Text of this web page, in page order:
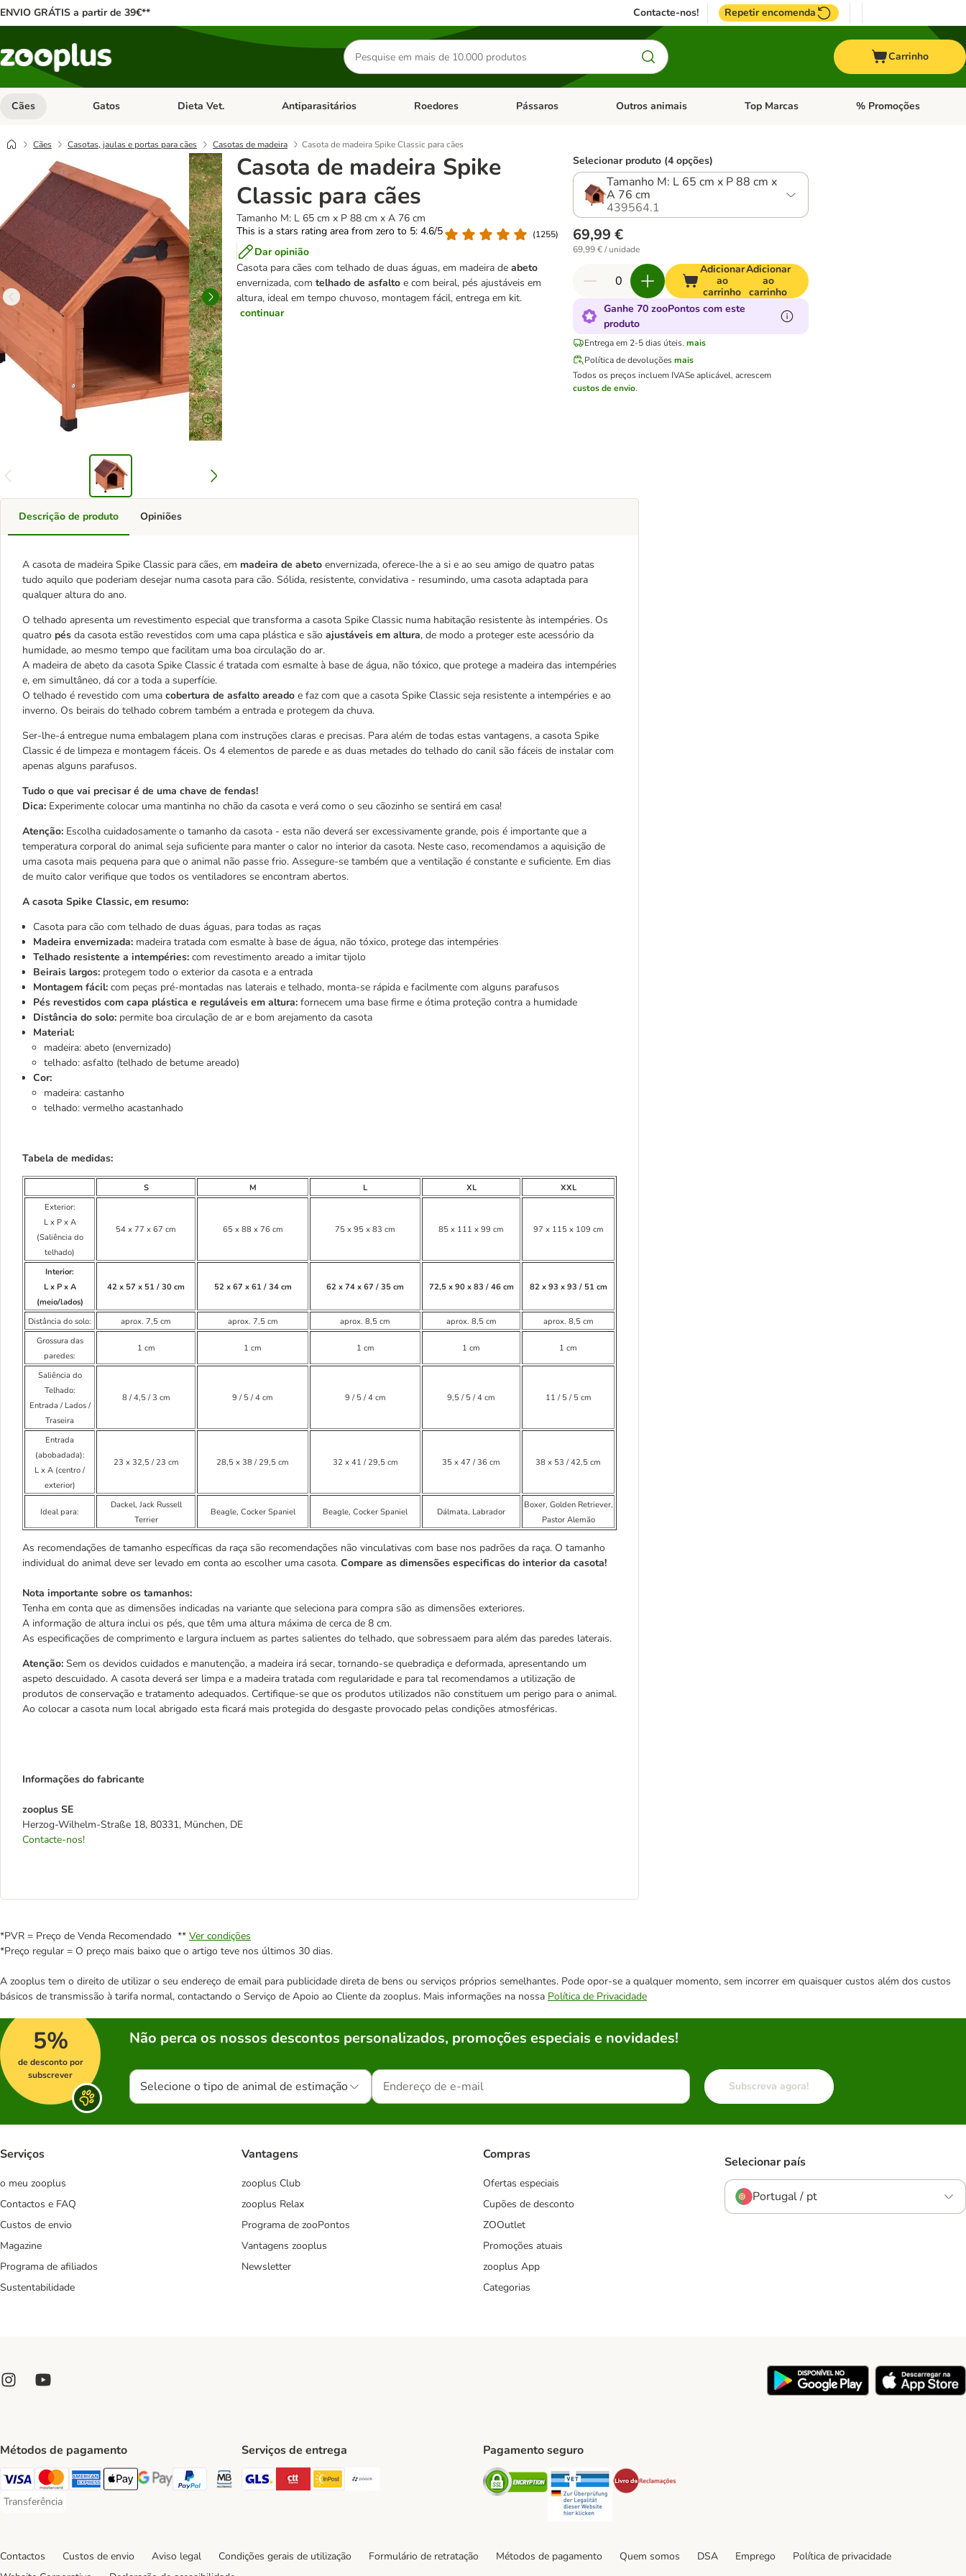
ENVIO GRÁTIS a partir de 39€** Contacte-nos! Repetir encomenda
Pesquisar
produtos
Carrinho
Cães Abrir menu de categoria: Cães
Gatos Abrir menu de categoria: Gatos
Dieta Vet. Abrir menu de categoria: Dieta Vet.
Antiparasitários Abrir menu de categoria: Antiparasitários
Roedores Abrir menu de categoria: Roedores
Pássaros Abrir menu de categoria: Pássaros
Outros animais Abrir menu de categoria: Outros animais
Top Marcas Abrir menu de categoria:
% Promoções
Cães Casotas, jaulas e portas para cães Casotas de madeira Casota de madeira Spike Classic para cães
Casota de madeira Spike
Classic para cães
Tamanho M: L 65 cm x P 88 cm x A 76 cm
This is a stars rating area from zero to 5: 4.6/5
(1255)
Dar opinião
Casota para cães com telhado de duas águas, em madeira de abeto
envernizada, com telhado de asfaltoe com beiral, pés ajustáveis em
altura, ideal em tempo chuvoso, montagem fácil, entrega em kit.
continuar
Selecionar produto (4 opções)
Tamanho M: L 65 cm x P 88 cm x
A 76 cm
439564.1
69,99 €
69,99 € / unidade
Adicionar
ao
carrinho
Adicionar
ao
carrinho
Ganhe 70 zooPontos com este
produto
Entrega em 2-5 dias úteis. mais
Política de devoluções mais
Todos os preços incluem IVASe aplicável, acrescem
custos de envio.
Descrição de produto
A casota de madeira Spike Classic para cães, em madeira de abeto envernizada, oferece-lhe a si e ao seu amigo de quatro patas
tudo aquilo que poderiam desejar numa casota para cão. Sólida, resistente, convidativa - resumindo, uma casota adaptada para
qualquer altura do ano.
O telhado apresenta um revestimento especial que transforma a casota Spike Classic numa habitação resistente às intempéries. Os
quatro pés da casota estão revestidos com uma capa plástica e são ajustáveis em altura, de modo a proteger este acessório da
humidade, ao mesmo tempo que facilitam uma boa circulação do ar.
A madeira de abeto da casota Spike Classic é tratada com esmalte à base de água, não tóxico, que protege a madeira das intempéries
e, em simultâneo, dá cor a toda a superfície.
O telhado é revestido com uma cobertura de asfalto areado e faz com que a casota Spike Classic seja resistente a intempéries e ao
inverno. Os beirais do telhado cobrem também a entrada e protegem da chuva.
Ser-lhe-á entregue numa embalagem plana com instruções claras e precisas. Para além de todas estas vantagens, a casota Spike
Classic é de limpeza e montagem fáceis. Os 4 elementos de parede e as duas metades do telhado do canil são fáceis de instalar com
apenas alguns parafusos.
Tudo o que vai precisar é de uma chave de fendas!
Dica: Experimente colocar uma mantinha no chão da casota e verá como o seu cãozinho se sentirá em casa!
Atenção: Escolha cuidadosamente o tamanho da casota - esta não deverá ser excessivamente grande, pois é importante que a
temperatura corporal do animal seja suficiente para manter o calor no interior da casota. Neste caso, recomendamos a aquisição de
uma casota mais pequena para que o animal não passe frio. Assegure-se também que a ventilação é constante e suficiente. Em dias
de muito calor verifique que todos os ventiladores se encontram abertos.
A casota Spike Classic, em resumo:
Casota para cão com telhado de duas águas, para todas as raças
Madeira envernizada: madeira tratada com esmalte à base de água, não tóxico, protege das intempéries
Telhado resistente a intempéries: com revestimento areado a imitar tijolo
Beirais largos: protegem todo o exterior da casota e a entrada
Montagem fácil: com peças pré-montadas nas laterais e telhado, monta-se rápida e facilmente com alguns parafusos
Pés revestidos com capa plástica e reguláveis em altura: fornecem uma base firme e ótima proteção contra a humidade
Distância do solo: permite boa circulação de ar e bom arejamento da casota
Material:
madeira: abeto (envernizado)
telhado: asfalto (telhado de betume areado)
Cor:
madeira: castanho
telhado: vermelho acastanhado
Tabela de medidas:
S M L XL
XXL
Exterior:
L x P x A
(Saliência do
telhado)
54 x 77 x 67 cm 65 x 88 x 76 cm 75 x 95 x 83 cm 85 x 111 x 99 cm 97 x 115 x 109 cm
Interior:
L x P x A
(meio/lados)
42 x 57 x 51 / 30 cm 52 x 67 x 61 / 34 cm 62 x 74 x 67 / 35 cm 72,5 x 90 x 83 / 46 cm 82 x 93 x 93 / 51 cm
Distância do solo: aprox. 7,5 cm aprox. 7,5 cm aprox. 8,5 cm aprox. 8,5 cm
aprox. 8,5 cm
Grossura das
paredes:
1 cm 1 cm 1 cm 1 cm 1 cm
Saliência do
Telhado:
Entrada / Lados /
Traseira
8 / 4,5 / 3 cm 9 / 5 / 4 cm 9 / 5 / 4 cm 9,5 / 5 / 4 cm 11 / 5 / 5 cm
Entrada
(abobadada):
L x A (centro /
exterior)
23 x 32,5 / 23 cm 28,5 x 38 / 29,5 cm 32 x 41 / 29,5 cm 35 x 47 / 36 cm 38 x 53 / 42,5 cm
Ideal para:
Dackel, Jack Russell
Terrier
Beagle, Cocker Spaniel Beagle, Cocker Spaniel Dálmata, Labrador
Boxer, Golden Retriever,
Pastor Alemão
As recomendações de tamanho específicas da raça são recomendações não vinculativas com base nos padrões da raça. O tamanho
individual do animal deve ser levado em conta ao escolher uma casota. Compare as dimensões especificas do interior da casota!
Nota importante sobre os tamanhos:
Tenha em conta que as dimensões indicadas na variante que seleciona para compra são as dimensões exteriores.
A informação de altura inclui os pés, que têm uma altura máxima de cerca de 8 cm.
As especificações de comprimento e largura incluem as partes salientes do telhado, que sobressaem para além das paredes laterais.
Atenção: Sem os devidos cuidados e manutenção, a madeira irá secar, tornando-se quebradiça e deformada, apresentando um
aspeto descuidado. A casota deverá ser limpa e a madeira tratada com regularidade e para tal recomendamos a utilização de
produtos de conservação e tratamento adequados. Certifique-se que os produtos utilizados não constituem um perigo para o animal.
Ao colocar a casota num local abrigado esta ficará mais protegida do desgaste provocado pelas condições atmosféricas.
Informações do fabricante
zooplus SE
Herzog-Wilhelm-Straße 18, 80331, München, DE
Contacte-nos!
Opiniões
*PVR = Preço de Venda Recomendado ** Ver condições
*Preço regular = O preço mais baixo que o artigo teve nos últimos 30 dias.
A zooplus tem o direito de utilizar o seu endereço de email para publicidade direta de bens ou serviços próprios semelhantes. Pode opor-se a qualquer momento, sem incorrer em quaisquer custos além dos custos
básicos de transmissão à tarifa normal, contactando o Serviço de Apoio ao Cliente da zooplus. Mais informações na nossa Política de Privacidade
5%
de desconto por
subscrever
Não perca os nossos descontos personalizados, promoções especiais e novidades!
Selecione o tipo de animal de estimação Subscreva agora!
Serviços
o meu zooplus
Contactos e FAQ
Custos de envio
Magazine
Programa de afiliados
Sustentabilidade
Vantagens
zooplus Club
zooplus Relax
Programa de zooPontos
Vantagens zooplus
Newsletter
Compras
Ofertas especiais
Cupões de desconto
ZOOutlet
Promoções atuais
zooplus App
Categorias
Selecionar país
Portugal / pt
Métodos de pagamento
Visa Payment Method
Mastercard Payment Method
American Express Payment Method
Apple Pay Payment Method
Google Pay Payment Method
PayPal Payment Method
Multibanco Payment Method
Transferência
Transferência Payment Method
Serviços de entrega
GLS Shipping Method
CTTExpress Shipping Method
InPost Shipping Method
Paack Shipping Method
Pagamento seguro
Security Security
Contactos Custos de envio Aviso legal Condições gerais de utilização Formulário de retratação Métodos de pagamento Quem somos DSA Emprego
Política de privacidade